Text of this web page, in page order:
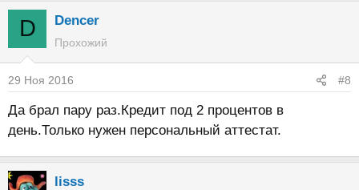
D Dencer
Прохожий
29 Ноя 2016 #8
Да брал пару раз.Кредит под 2 процентов в
день.Только нужен персональный аттестат.
lisss